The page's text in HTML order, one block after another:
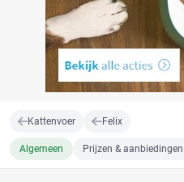
Kattenvoer Felix
Algemeen Prijzen & aanbiedingen